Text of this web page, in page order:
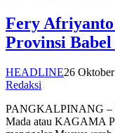
Fery
Provinsi Babel
HEADLINE26
Redaksi
PANGKALPINANG –
Mada atau KAGAMA